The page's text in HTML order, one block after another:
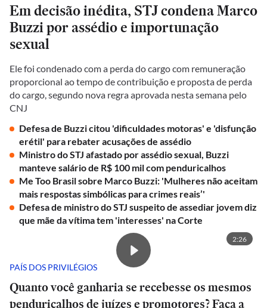
Em decisão inédita, STJ condena Marco
Buzzi por assédio e importunação
sexual
Ele foi condenado com a perda do cargo com remuneração
proporcional ao tempo de contribuição e proposta de perda
do cargo, segundo nova regra aprovada nesta semana pelo
CNJ
Defesa de Buzzi citou 'dificuldades motoras' e 'disfunção
erétil' para rebater acusações de assédio
Ministro do STJ afastado por assédio sexual, Buzzi
manteve salário de R$ 100 mil com penduricalhos
Me Too Brasil sobre Marco Buzzi: 'Mulheres não aceitam
mais respostas simbólicas para crimes reais’'
Defesa de ministro do STJ suspeito de assediar jovem diz
que mãe da vítima tem 'interesses' na Corte
2:26
PAÍS DOS PRIVILÉGIOS
Quanto você ganharia se recebesse os mesmos
penduricalhos de juízes e promotores? Faça a